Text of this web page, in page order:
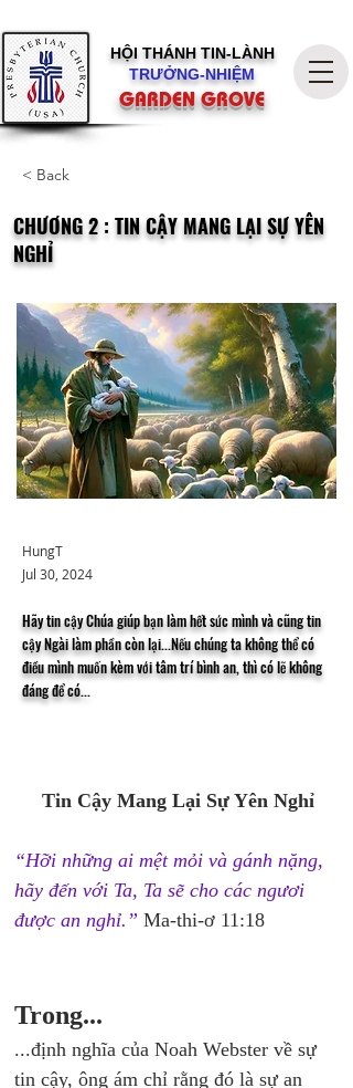
HỘI THÁNH TIN-LÀNH
TRƯỞNG-NHIỆM
GARDEN GROVE
< Back
CHƯƠNG 2 : TIN CẬY MANG LẠI SỰ YÊN
NGHỈ
HungT
Jul 30, 2024
Hãy tin cậy Chúa giúp bạn làm hết sức mình và cũng tin
cậy Ngài làm phần còn lại...Nếu chúng ta không thể có
điều mình muốn kèm với tâm trí bình an, thì có lẽ không
đáng để có...
Tin Cậy Mang Lại Sự Yên Nghỉ
“Hỡi những ai mệt mỏi và gánh nặng,
hãy đến với Ta, Ta sẽ cho các ngươi
được an nghỉ.” Ma-thi-ơ 11:18
Trong...
...định nghĩa của Noah Webster về sự
tin cậy, ông ám chỉ rằng đó là sự an